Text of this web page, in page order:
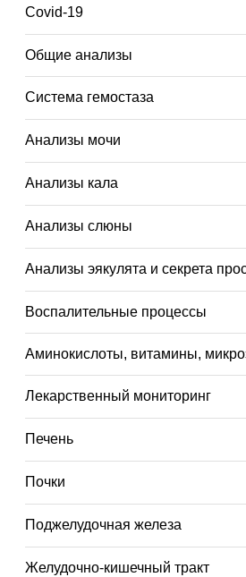
Covid-19
Общие анализы
Система гемостаза
Анализы мочи
Анализы кала
Анализы слюны
Анализы эякулята и секрета
Воспалительные процессы
Аминокислоты, витамины,
Лекарственный мониторинг
Печень
Почки
Поджелудочная железа
Желудочно-кишечный тракт